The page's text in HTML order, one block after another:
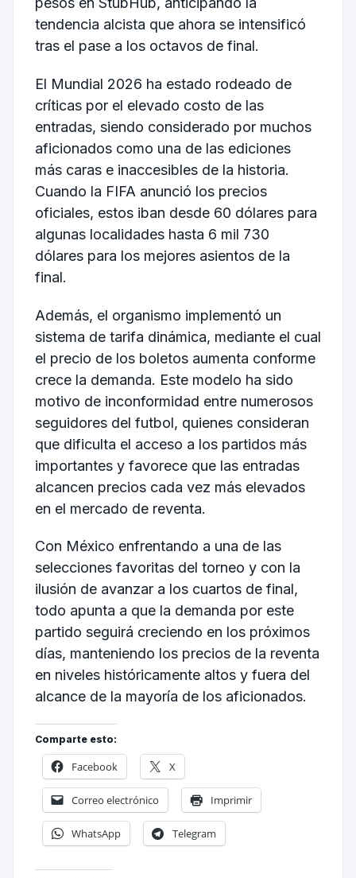
tendencia alcista que ahora se intensificó
tras el pase a los octavos de final.
El Mundial 2026 ha estado rodeado de
críticas por el elevado costo de las
entradas, siendo considerado por muchos
aficionados como una de las ediciones
más caras e inaccesibles de la historia.
Cuando la FIFA anunció los precios
oficiales, estos iban desde 60 dólares para
algunas localidades hasta 6 mil 730
dólares para los mejores asientos de la
final.
Además, el organismo implementó un
sistema de tarifa dinámica, mediante el cual
el precio de los boletos aumenta conforme
crece la demanda. Este modelo ha sido
motivo de inconformidad entre numerosos
seguidores del futbol, quienes consideran
que dificulta el acceso a los partidos más
importantes y favorece que las entradas
alcancen precios cada vez más elevados
en el mercado de reventa.
Con México enfrentando a una de las
selecciones favoritas del torneo y con la
ilusión de avanzar a los cuartos de final,
todo apunta a que la demanda por este
partido seguirá creciendo en los próximos
días, manteniendo los precios de la reventa
en niveles históricamente altos y fuera del
alcance de la mayoría de los aficionados.
Comparte esto:
Facebook X
Correo electrónico Imprimir
WhatsApp Telegram